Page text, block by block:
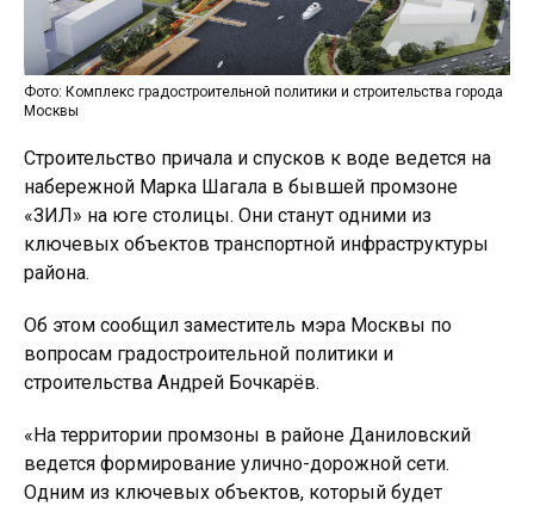
Фото: Комплекс градостроительной политики и строительства города
Москвы
Строительство причала и спусков к воде ведется на
набережной Марка Шагала в бывшей промзоне
«ЗИЛ» на юге столицы. Они станут одними из
ключевых объектов транспортной инфраструктуры
района.
Об этом сообщил заместитель мэра Москвы по
вопросам градостроительной политики и
строительства Андрей Бочкарёв.
«На территории промзоны в районе Даниловский
ведется формирование улично-дорожной сети.
Одним из ключевых объектов, который будет